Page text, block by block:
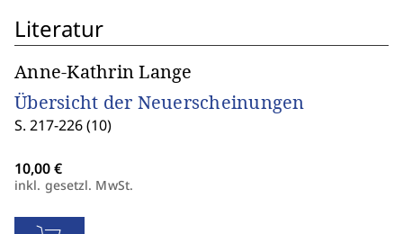
Literatur
Anne-Kathrin Lange
Übersicht der Neuerscheinungen
S. 217-226 (10)
inkl. gesetzl. MwSt.